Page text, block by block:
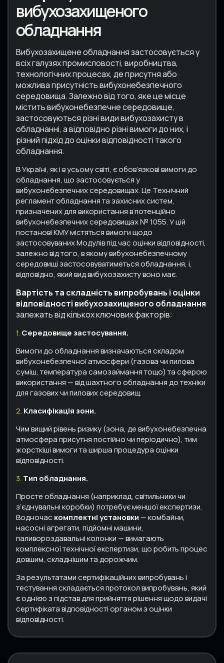
вибухозахищеного
обладнання
Вибухозахищене обладнання застосовується у
всіх галузях промисловості, виробництва,
технологічних процесах, де присутня або
можлива присутність вибухонебезпечного
середовища. Залежно від того, яке це місце
містить вибухонебезпечне середовище,
застосовуються різні види вибухозахисту в
обладнанні, а відповідно різні вимоги до них, і
різний підхід до оцінки відповідності такого
обладнання.
В Україні, як і в усьому світі, є обов’язкові вимоги до
обладнання, що застосовується у
вибухонебезпечних середовищах. Це Технічний
регламент обладнання та захисних систем,
призначених для використання в потенційно
вибухонебезпечних середовищах № 1055. У цій
постанові КМУ містяться вимоги щодо
застосовуваних Модулів під час оцінки відповідності,
залежно від того, в якому вибухонебезпечному
середовищі застосовуватиметься обладнання, і,
відповідно, який вид вибухозахисту воно має.
Вартість та складність випробувань і оцінки
відповідності вибухозахищеного обладнання
залежать від кількох ключових факторів:
1. Середовище застосування.
Вимоги до обладнання визначаються складом
вибухонебезпечної атмосфери (газова чи пилова
суміш, температура самозаймання тощо) та сферою
використання — від шахтного обладнання до техніки
для газових чи пилових середовищ.
2. Класифікація зони.
Чим вищий рівень ризику (зона, де вибухонебезпечна
атмосфера присутня постійно чи періодично), тим
жорсткіші вимоги та ширша процедура оцінки
відповідності.
3. Тип обладнання.
Просте обладнання (наприклад, світильники чи
з’єднувальні коробки) потребує меншої експертизи.
Водночас комплектні установки — комбайни,
насосні агрегати, підйомні машини,
паливороздавальні колонки — вимагають
комплексної технічної експертизи, що робить процес
довшим, складнішим та дорожчим.
За результатами сертифікаційних випробувань і
тестування складається протокол випробувань, який
є однією з підстав для прийняття рішення щодо видачі
сертифіката відповідності органом з оцінки
відповідності.